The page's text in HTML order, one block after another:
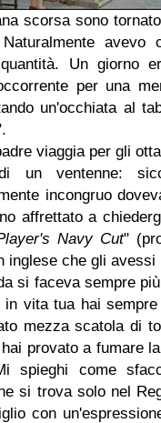
scorsa sono
quantità. Un giorno
per una
un'occhiata al
viaggia per gli
un ventenne:
incongruo
affrettato a
Navy Cut"
inglese che gli avessi
si faceva sempre
vita tua hai
mezza scatola di
provato a fumare
spieghi come
si trova solo nel
con